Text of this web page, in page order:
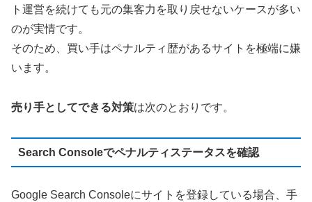
ト運営を続けても元の集客力を取り戻せないケースが多い
のが実情です。
そのため、買い手はペナルティ歴があるサイトを極端に嫌
います。
売り手としてできる対策は次のとおりです。
Search Consoleでペナルティステータスを確認
Google Search Consoleにサイトを登録している場合、手